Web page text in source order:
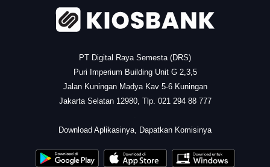
PT Digital Raya Semesta (DRS)
Puri Imperium Building Unit G 2,3,5
Jalan Kuningan Madya Kav 5-6 Kuningan
Jakarta Selatan 12980, Tlp. 021 294 88 777
Download Aplikasinya, Dapatkan Komisinya